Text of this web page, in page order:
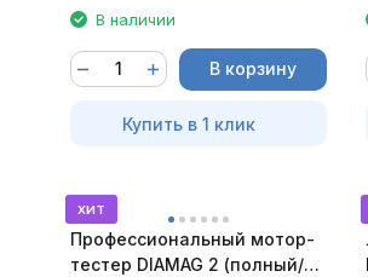
В наличии
В корзину
Купить в 1 клик
хит
Профессиональный мотор-
тестер DIAMAG 2 (полный/